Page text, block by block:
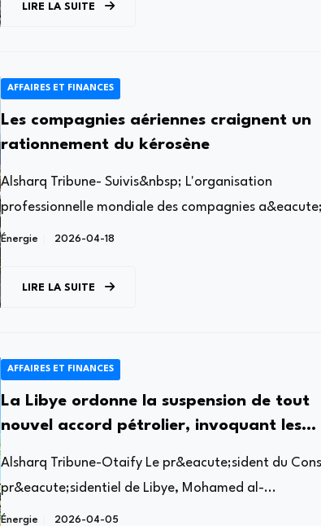
LIRE LA SUITE
AFFAIRES ET FINANCES
Les compagnies aériennes craignent un
rationnement du kérosène
Alsharq Tribune- Suivis&nbsp; L'organisation
professionnelle mondiale des compagnies
Énergie 2026-04-18
LIRE LA SUITE
AFFAIRES ET FINANCES
La Libye ordonne la suspension de tout
nouvel accord pétrolier, invoquant les
Alsharq Tribune-Otaify Le pr&eacute;sident du
pr&eacute;sidentiel de Libye, Mohamed al-...
Énergie 2026-04-05